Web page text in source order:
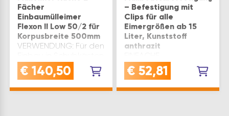
Fächer
Einbaumülleimer
Flexon II Low 50/2 für
Korpusbreite 500mm
VERWENDUNG: Für den
im Unterschrank zur
sauberen
Korpusbreite 500
€ 140,50
– Befestigung mit
Clips für alle
Eimergrößen ab 15
Liter, Kunststoff
anthrazit
BEFESTIGUNG: Clip-
on-Leisten zur
sicheren
€ 52,81